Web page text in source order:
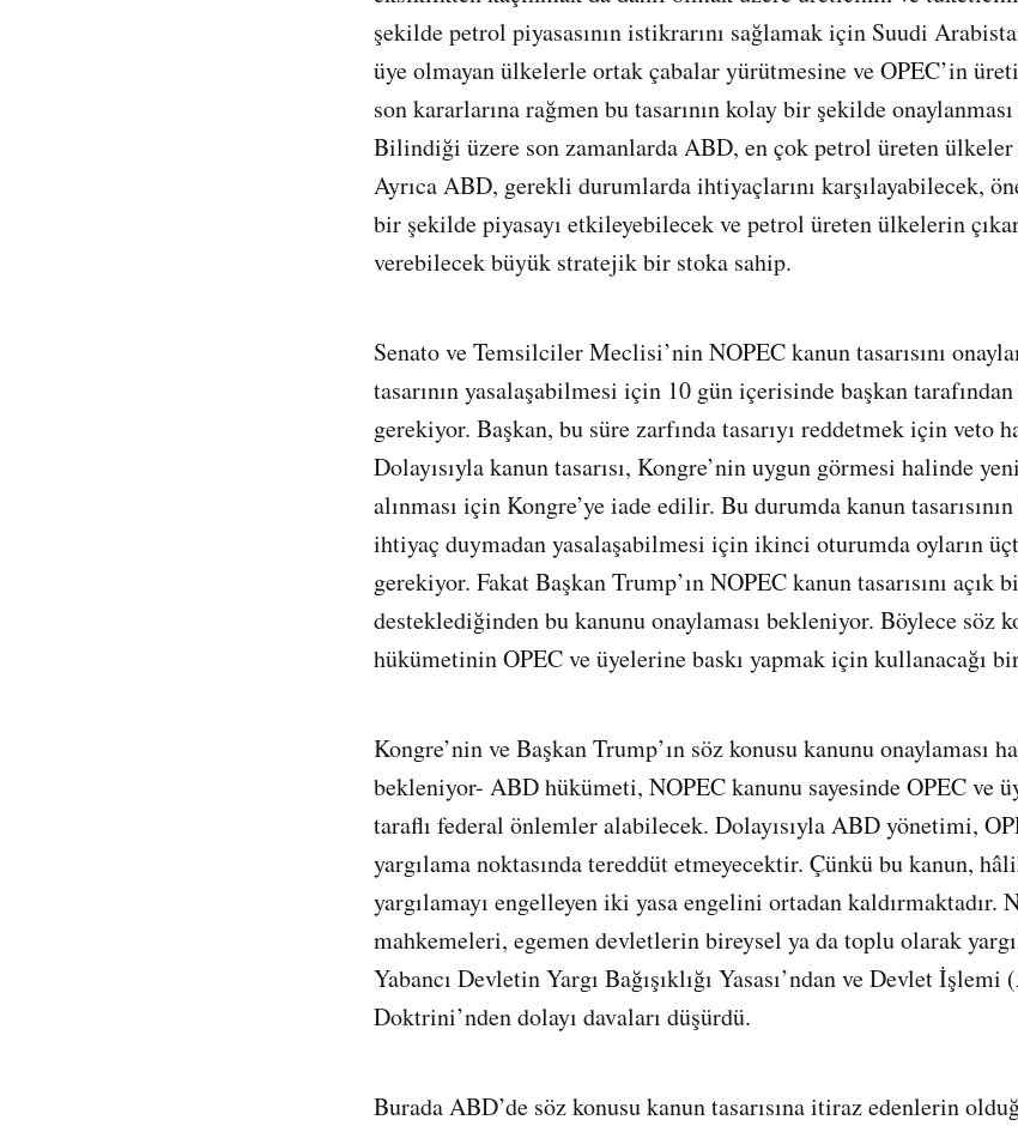
şekilde petrol piyasasının istikrarını sağlamak için Suudi
üye olmayan ülkelerle ortak çabalar yürütmesine ve OPEC’in
son kararlarına rağmen bu tasarının kolay bir şekilde
Bilindiği üzere son zamanlarda ABD, en çok petrol üreten ülkeler
Ayrıca ABD, gerekli durumlarda ihtiyaçlarını karşılayabilecek,
bir şekilde piyasayı etkileyebilecek ve petrol üreten ülkelerin
verebilecek büyük stratejik bir stoka sahip.
Senato ve Temsilciler Meclisi’nin NOPEC kanun tasarısını
tasarının yasalaşabilmesi için 10 gün içerisinde başkan
gerekiyor. Başkan, bu süre zarfında tasarıyı reddetmek için veto
Dolayısıyla kanun tasarısı, Kongre’nin uygun görmesi halinde
alınması için Kongre’ye iade edilir. Bu durumda kanun tasarısının
ihtiyaç duymadan yasalaşabilmesi için ikinci oturumda oyların
gerekiyor. Fakat Başkan Trump’ın NOPEC kanun tasarısını açık
desteklediğinden bu kanunu onaylaması bekleniyor. Böylece söz
hükümetinin OPEC ve üyelerine baskı yapmak için kullanacağı
Kongre’nin ve Başkan Trump’ın söz konusu kanunu onaylaması
bekleniyor- ABD hükümeti, NOPEC kanunu sayesinde OPEC ve
taraflı federal önlemler alabilecek. Dolayısıyla ABD yönetimi,
yargılama noktasında tereddüt etmeyecektir. Çünkü bu kanun,
yargılamayı engelleyen iki yasa engelini ortadan
mahkemeleri, egemen devletlerin bireysel ya da toplu olarak
Yabancı Devletin Yargı Bağışıklığı Yasası’ndan ve Devlet
Doktrini’nden dolayı davaları düşürdü.
Burada ABD’de söz konusu kanun tasarısına itiraz edenlerin